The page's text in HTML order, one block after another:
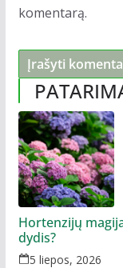
komentarą.
Hortenzijų
dydis?
5 liepos, 2026